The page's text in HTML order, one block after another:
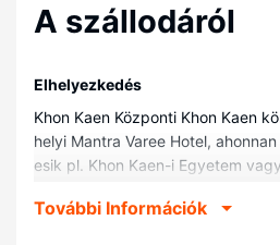
A szállodáról
Elhelyezkedés
Khon Kaen Központi Khon Kaen
helyi Mantra Varee Hotel,
esik pl. Khon Kaen-i Egyetem
Múzeum, ill. 1 km-re Kaen
További Információk